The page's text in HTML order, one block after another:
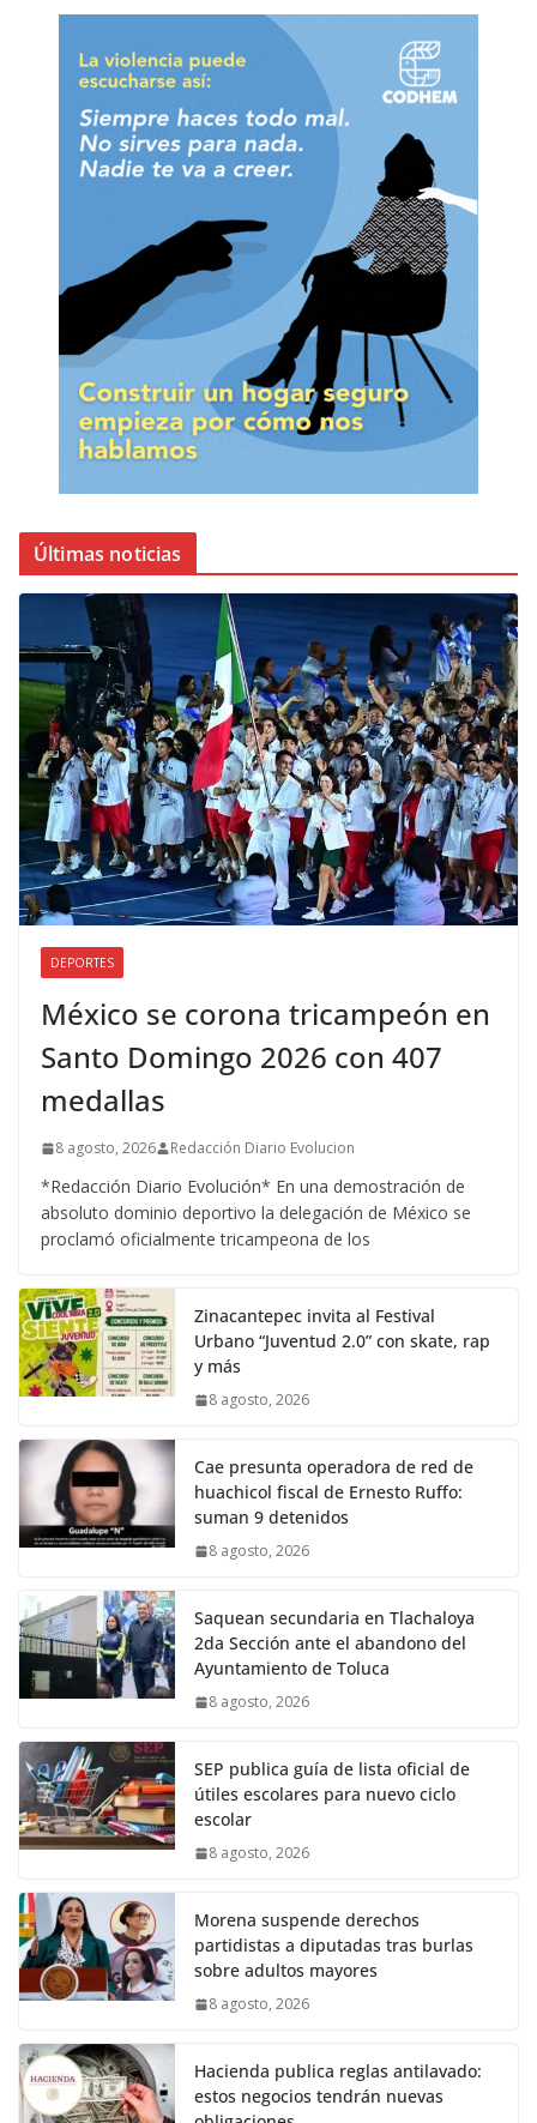
Últimas noticias
DEPORTES
México se corona tricampeón en
Santo Domingo 2026 con 407
medallas
8 agosto, 2026 Redacción Diario Evolucion
*Redacción Diario Evolución* En una demostración de
absoluto dominio deportivo la delegación de México se
proclamó oficialmente tricampeona de los
Zinacantepec invita al Festival
Urbano “Juventud 2.0” con skate, rap
y más
8 agosto, 2026
Cae presunta operadora de red de
huachicol fiscal de Ernesto Ruffo:
suman 9 detenidos
8 agosto, 2026
Saquean secundaria en Tlachaloya
2da Sección ante el abandono del
Ayuntamiento de Toluca
8 agosto, 2026
SEP publica guía de lista oficial de
útiles escolares para nuevo ciclo
escolar
8 agosto, 2026
Morena suspende derechos
partidistas a diputadas tras burlas
sobre adultos mayores
8 agosto, 2026
Hacienda publica reglas antilavado:
estos negocios tendrán nuevas